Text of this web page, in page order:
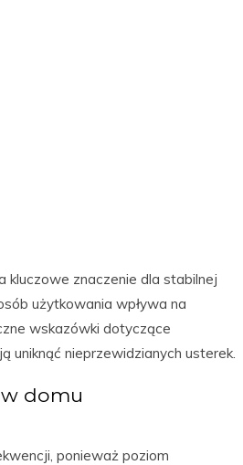
kluczowe znaczenie dla stabilnej
użytkowania wpływa na
wskazówki dotyczące
uniknąć nieprzewidzianych usterek.
domu
ponieważ poziom